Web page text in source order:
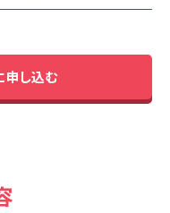
申し込む